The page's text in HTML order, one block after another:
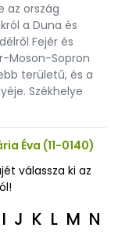
az ország
a Duna és
Fejér és
Moson-Sopron
területű, és a
Székhelye
Éva (11-0140)
válassza ki az
I J K L M N